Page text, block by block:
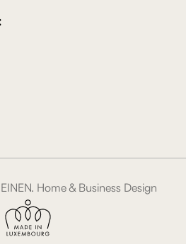
Home & Business Design